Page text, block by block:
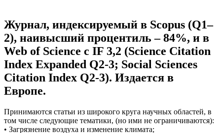
Журнал, индексируемый в Scopus (Q1–
2), наивысший процентиль – 84%, и в
Web of Science c IF 3,2 (Science Citation
Index Expanded Q2-3; Social Sciences
Citation Index Q2-3). Издается в
Европе.
Принимаются статьи из широкого круга научных областей, в
том числе следующие тематики, (но ими не ограничиваются):
• Загрязнение воздуха и изменение климата;